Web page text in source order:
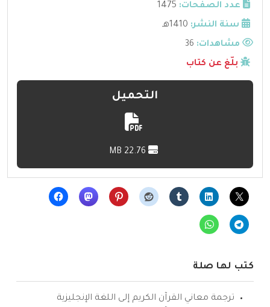
عدد الصفحات: 1475
سنة النشر: 1410هـ
مشاهدات:
بلّغ عن كتاب
التحميل
كتب لها صلة
ترجمة معاني القرآن الكريم إلى اللغة الإنجليزية